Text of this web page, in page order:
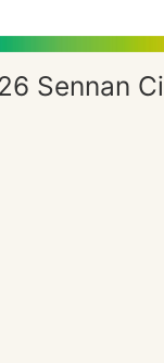
Sennan